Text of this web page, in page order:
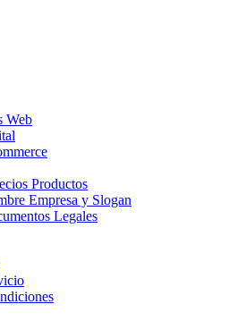
Web
Productos
Empresa y Slogan
Legales